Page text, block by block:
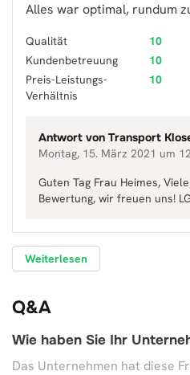
Alles war optimal, rundum
Qualität
10
Kundenbetreuung
10
Preis-Leistungs-
Verhältnis
10
Antwort von Transport
Montag, 15. März 2021 um
Guten Tag Frau Heimes,
Bewertung, wir freuen uns!
Weiterlesen
Q&A
Wie haben Sie Ihr
Das Unternehmen hat diese